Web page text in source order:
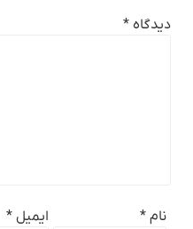
دیدگاه*
نام* ایمیل*